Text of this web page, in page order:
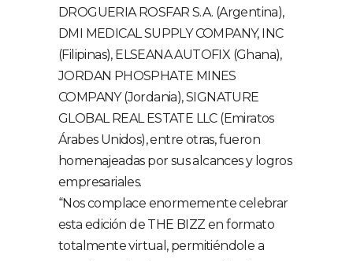
DROGUERIA ROSFAR S.A. (Argentina),
DMI MEDICAL SUPPLY COMPANY, INC
(Filipinas), ELSEANA AUTOFIX (Ghana),
JORDAN PHOSPHATE MINES
COMPANY (Jordania), SIGNATURE
GLOBAL REAL ESTATE LLC (Emiratos
Árabes Unidos), entre otras, fueron
homenajeadas por sus alcances y logros
empresariales.
“Nos complace enormemente celebrar
esta edición de THE BIZZ en formato
totalmente virtual, permitiéndole a